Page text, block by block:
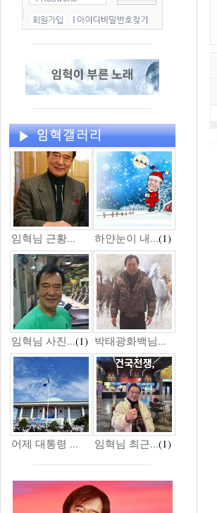
임혁님 근황... 하얀눈이 내...(1)
임혁님 사진...(1) 박태광화백님...
어제 대통령 ... 임혁님 최근...(1)